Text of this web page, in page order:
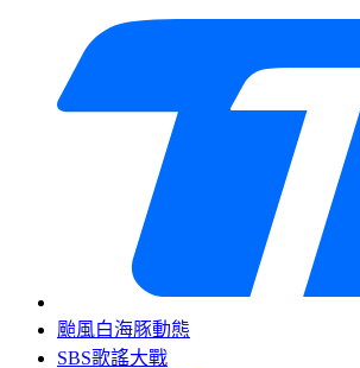
颱風白海豚動態
SBS歌謠大戰